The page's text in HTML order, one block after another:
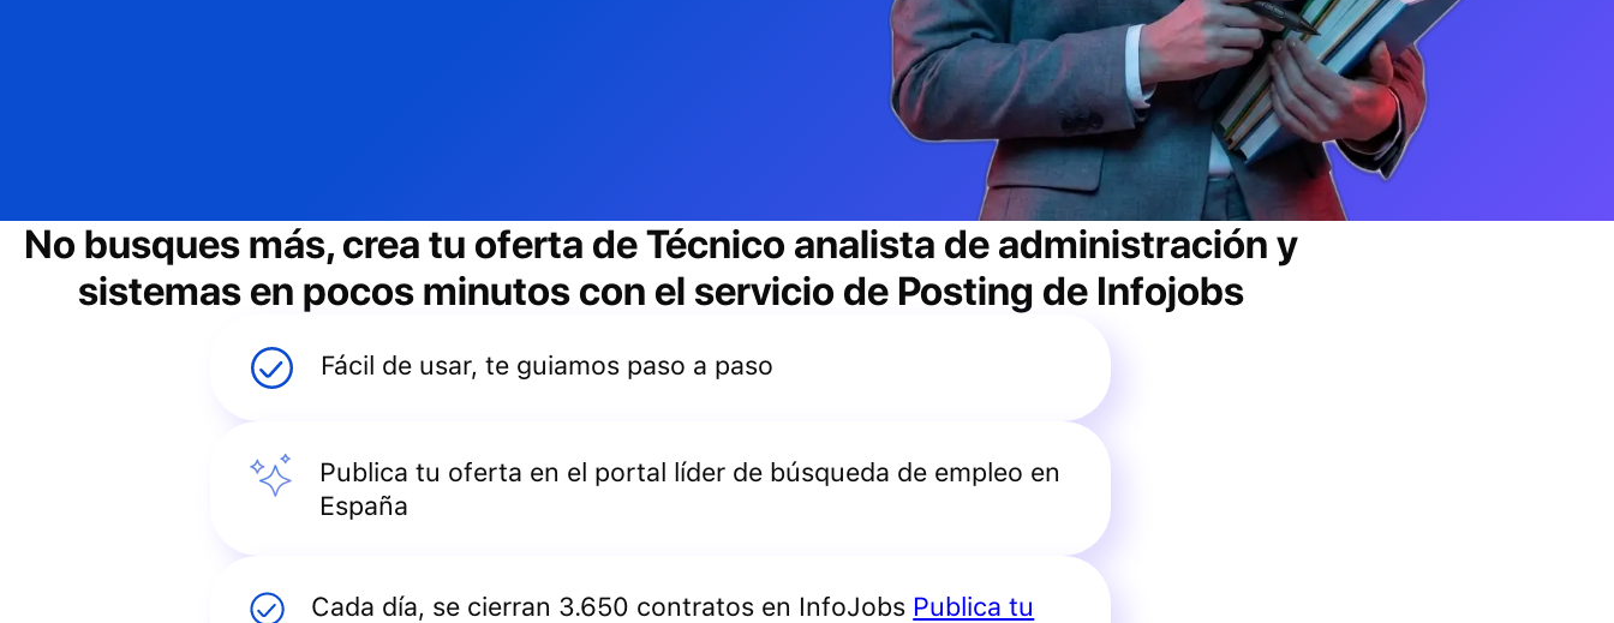
No busques más, crea tu oferta deTécnico analista de administración y
sistemasen pocos minutos con el servicio de Posting de Infojobs
Fácil de usar, te guiamos paso a paso
Publica tu oferta en el portal líder de búsqueda de empleo en
España
Cada día, se cierran 3.650 contratos en InfoJobs Publica tu